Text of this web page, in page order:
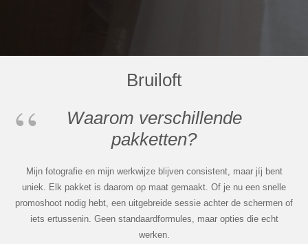
Bruiloft
Waarom verschillende
pakketten?
Mijn fotografie en mijn werkwijze blijven consistent, maar jíj bent
uniek. Elk pakket is daarom op maat gemaakt. Of je nu een snelle
promoshoot nodig hebt, een uitgebreide sessie achter de schermen of
iets ertussenin. Geen standaardformules, maar opties die echt
werken.